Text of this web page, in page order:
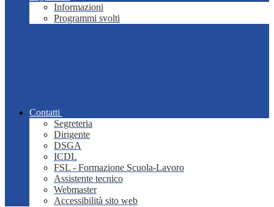
Informazioni
Programmi svolti
Contatti
Segreteria
Dirigente
DSGA
ICDL
FSL - Formazione Scuola-Lavoro
Assistente tecnico
Webmaster
Accessibilità sito web